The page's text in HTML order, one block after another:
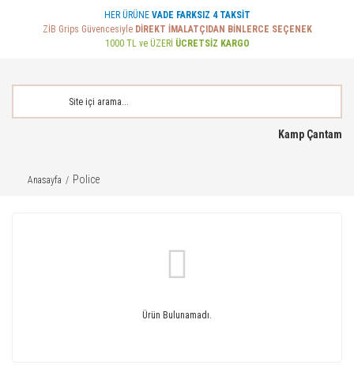
HER ÜRÜNE VADE FARKSIZ 4 TAKSİT
ZİB Grips Güvencesiyle DİREKT İMALATÇIDAN BİNLERCE SEÇENEK
1000 TL ve ÜZERİ ÜCRETSİZ KARGO
Kamp Çantam
Anasayfa Police
Ürün Bulunamadı.